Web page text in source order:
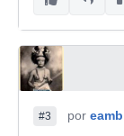
#3 por